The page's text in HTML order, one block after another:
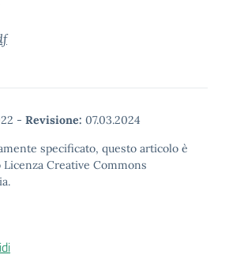
- Revisione: 07.03.2024
specificato, questo articolo è
Creative Commons